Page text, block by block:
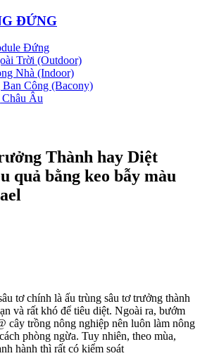
ĐỨNG
Đứng
Trời (Outdoor)
Nhà (Indoor)
Công (Bacony)
Âu
Thành hay Diệt
quả bằng keo bẫy màu
tơ chính là ấu trùng sâu tơ trưởng thành
và rất khó để tiêu diệt. Ngoài ra, bướm
cây trồng nông nghiệp nên luôn làm nông
phòng ngừa. Tuy nhiên, theo mùa,
hành thì rất có kiểm soát